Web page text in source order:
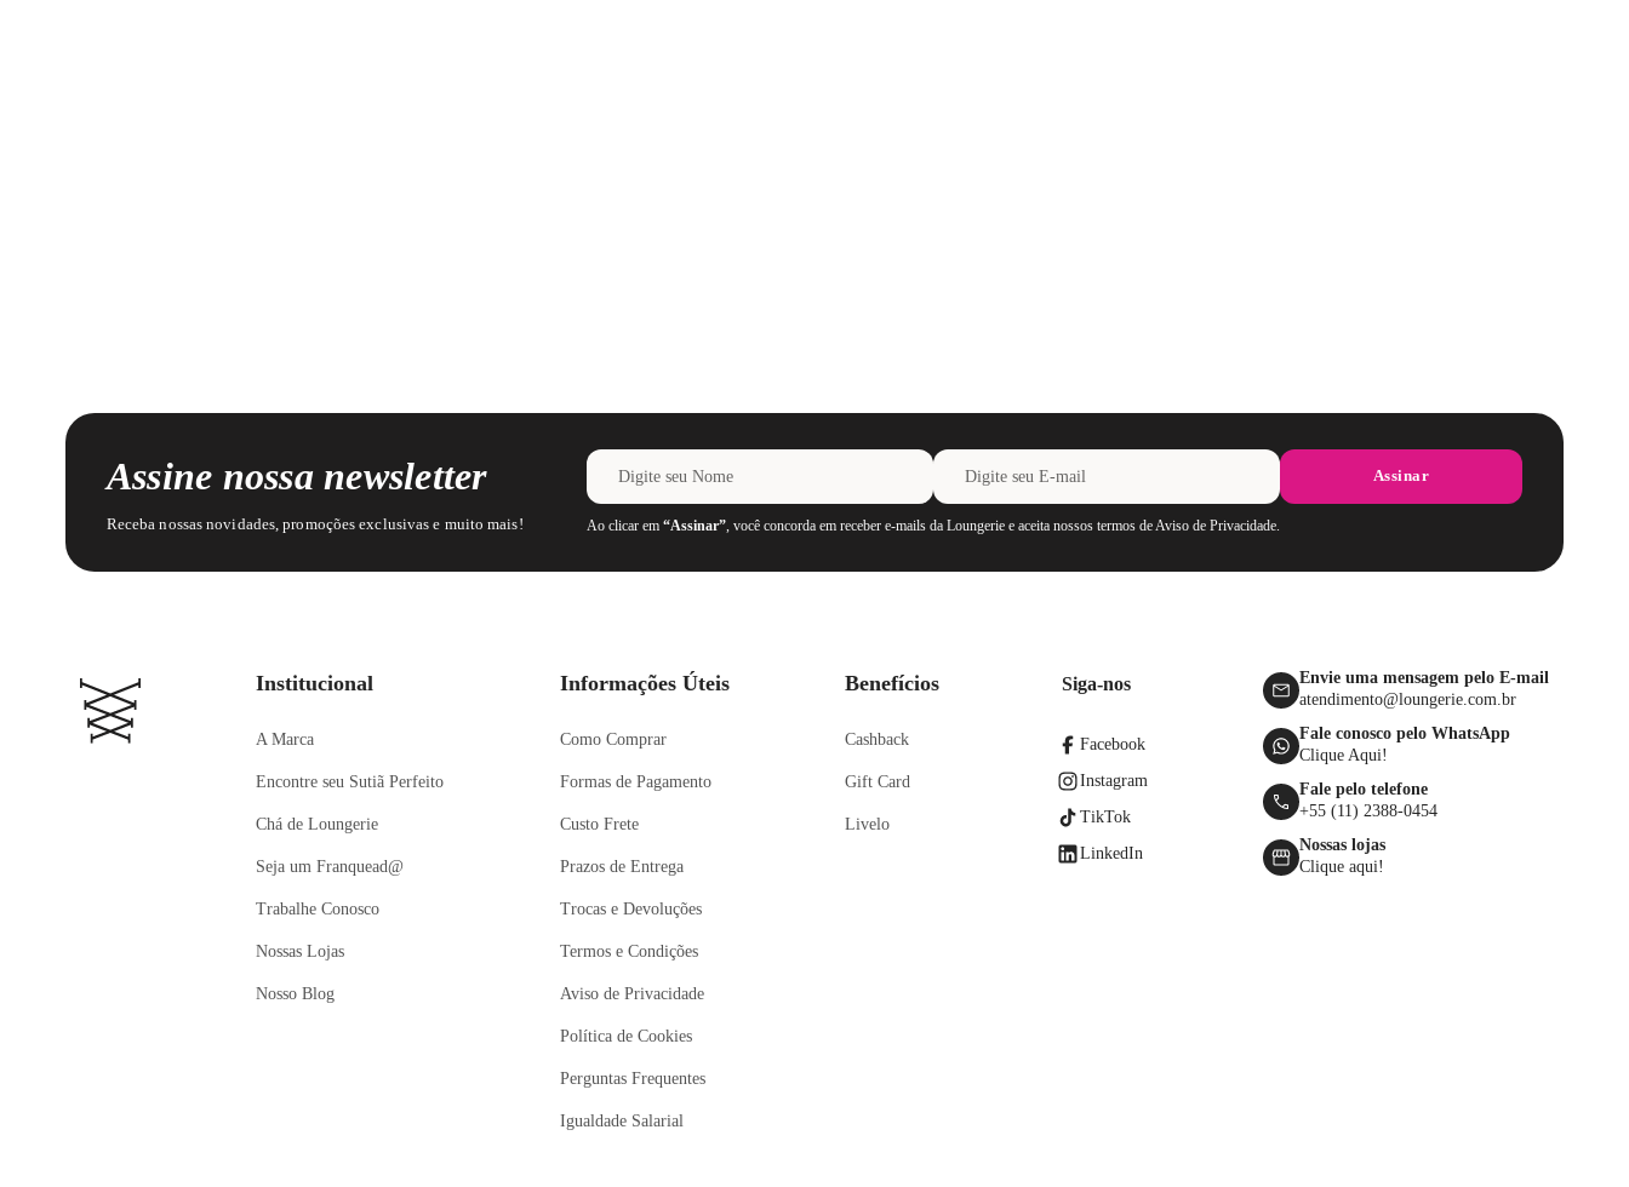
Assine nossa newsletter
Receba nossas novidades, promoções exclusivas e muito mais!
Assinar
Ao clicar em “Assinar”, você concorda em receber e-mails da Loungerie e aceita nossos termos de Aviso de Privacidade.
Institucional
A Marca
Encontre seu Sutiã Perfeito
Chá de Loungerie
Seja um Franquead@
Trabalhe Conosco
Nossas Lojas
Nosso Blog
Informações Úteis
Como Comprar
Formas de Pagamento
Custo Frete
Prazos de Entrega
Trocas e Devoluções
Termos e Condições
Aviso de Privacidade
Política de Cookies
Perguntas Frequentes
Igualdade Salarial
Benefícios
Cashback
Gift Card
Livelo
Siga-nos
Facebook
Instagram
TikTok
LinkedIn
Envie uma mensagem pelo E-mail
atendimento@loungerie.com.br
Fale conosco pelo WhatsApp
Clique Aqui!
Fale pelo telefone
+55 (11) 2388-0454
Nossas lojas
Clique aqui!